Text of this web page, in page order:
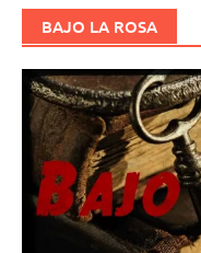
BAJO LA ROSA